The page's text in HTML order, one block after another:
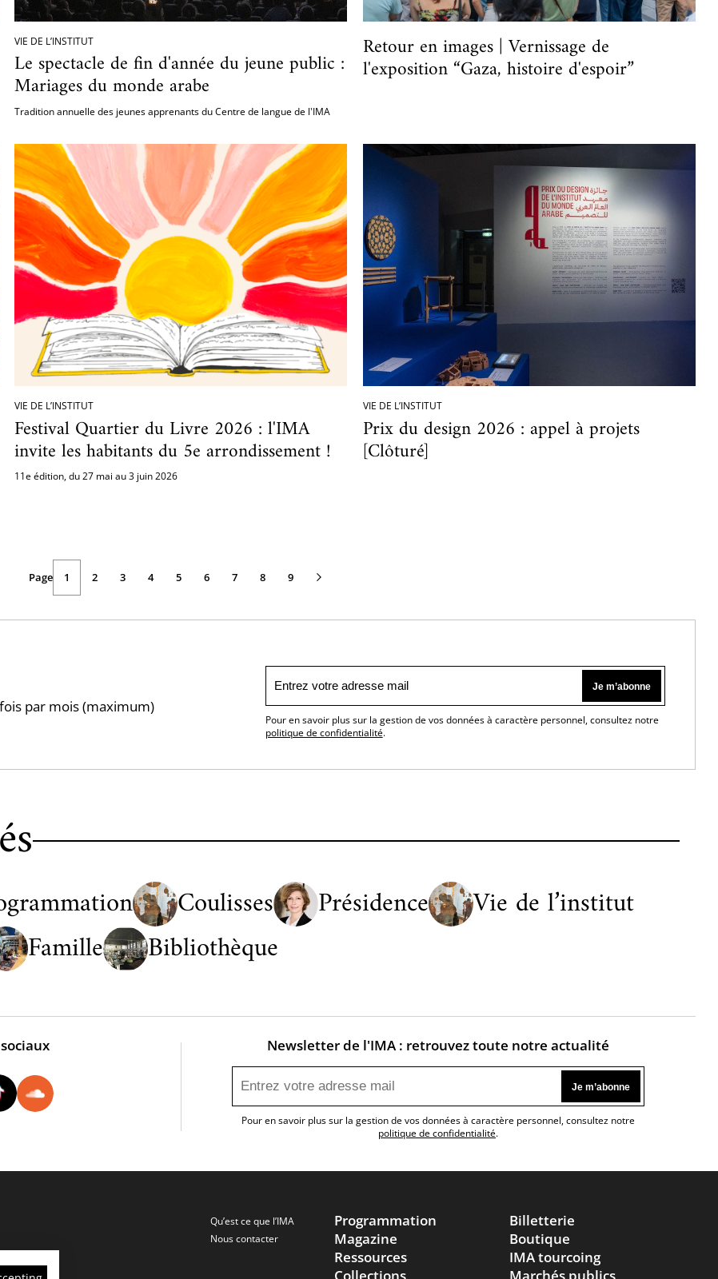
VIE DE L’INSTITUT
Le spectacle de fin d'année du jeune public :
Mariages du monde arabe
Tradition annuelle des jeunes apprenants du Centre de langue de l'IMA
Retour en images | Vernissage de
l'exposition “Gaza, histoire d'espoir”
VIE DE L’INSTITUT
Festival Quartier du Livre 2026 : l'IMA
invite les habitants du 5e arrondissement !
11e édition, du 27 mai au 3 juin 2026
VIE DE L’INSTITUT
Prix du design 2026 : appel à projets
[Clôturé]
Pagecourante
1 Page
2 Page
3 Page
4 Page
5 Page
6 Page
7 Page
8 Page
9
Page
suivante
par mois (maximum)
Pour en savoir plus sur la gestion de vos données à caractère personnel, consultez notre
politique de confidentialité.
Coulisses Présidence
Vie de l’institut
Famille Bibliothèque
Instagram
Newsletter de l'IMA : retrouvez toute notre actualité
Pour en savoir plus sur la gestion de vos données à caractère personnel, consultez notre
politique de confidentialité.
Qu’est ce que l’IMA
Nous contacter
Programmation
Magazine
Ressources
Collections
Billetterie
Boutique
IMA tourcoing
Marchés publics